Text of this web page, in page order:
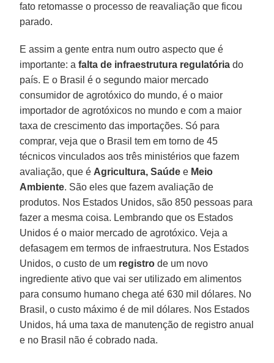
fato retomasse o processo de reavaliação que ficou
parado.
E assim a gente entra num outro aspecto que é
importante: afalta de infraestrutura regulatória do
país. E o Brasil é o segundo maior mercado
consumidor de agrotóxico do mundo, é o maior
importador de agrotóxicos no mundo e com a maior
taxa de crescimento das importações. Só para
comprar, veja que o Brasil tem em torno de 45
técnicos vinculados aos três ministérios que fazem
avaliação, que é Agricultura, Saúde e Meio
Ambiente. São eles que fazem avaliação de
produtos. Nos Estados Unidos, são 850 pessoas para
fazer a mesma coisa. Lembrando que os Estados
Unidos é o maior mercado de agrotóxico. Veja a
defasagem em termos de infraestrutura. Nos Estados
Unidos, o custo de um registro de um novo
ingrediente ativo que vai ser utilizado em alimentos
para consumo humano chega até 630 mil dólares. No
Brasil, o custo máximo é de mil dólares. Nos Estados
Unidos, há uma taxa de manutenção de registro anual
e no Brasil não é cobrado nada.